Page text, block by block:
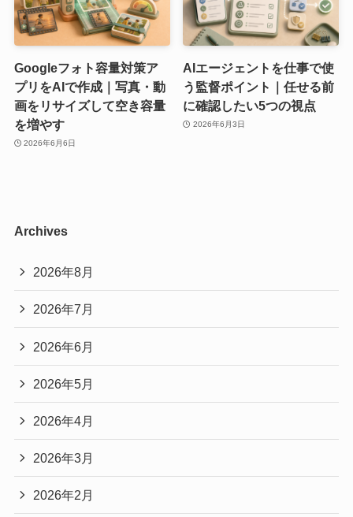
Googleフォト容量対策ア
プリをAIで作成｜写真・動
画をリサイズして空き容量
を増やす
2026年6月6日
AIエージェントを仕事で使
う監督ポイント｜任せる前
に確認したい5つの視点
2026年6月3日
Archives
2026年8月
2026年7月
2026年6月
2026年5月
2026年4月
2026年3月
2026年2月